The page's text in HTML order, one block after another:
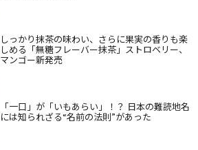
しっかり抹茶の味わい、さらに果実の香りも楽
しめる「無糖フレーバー抹茶」ストロベリー、
マンゴー新発売
「一口」が「いもあらい」！？ 日本の難読地名
には知られざる“名前の法則”があった